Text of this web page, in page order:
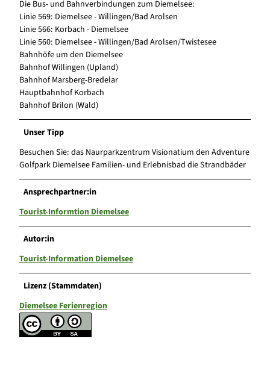
Die Bus- und Bahnverbindungen zum Diemelsee:
Linie 569: Diemelsee - Willingen/Bad Arolsen
Linie 566: Korbach - Diemelsee
Linie 560: Diemelsee - Willingen/Bad Arolsen/Twistesee
Bahnhöfe um den Diemelsee
Bahnhof Willingen (Upland)
Bahnhof Marsberg-Bredelar
Hauptbahnhof Korbach
Bahnhof Brilon (Wald)
Unser Tipp
Besuchen Sie: das Naurparkzentrum Visionatium den Adventure
Golfpark Diemelsee Familien- und Erlebnisbad die Strandbäder
Ansprechpartner:in
Tourist-Informtion Diemelsee
Autor:in
Tourist-Information Diemelsee
Lizenz (Stammdaten)
Diemelsee Ferienregion